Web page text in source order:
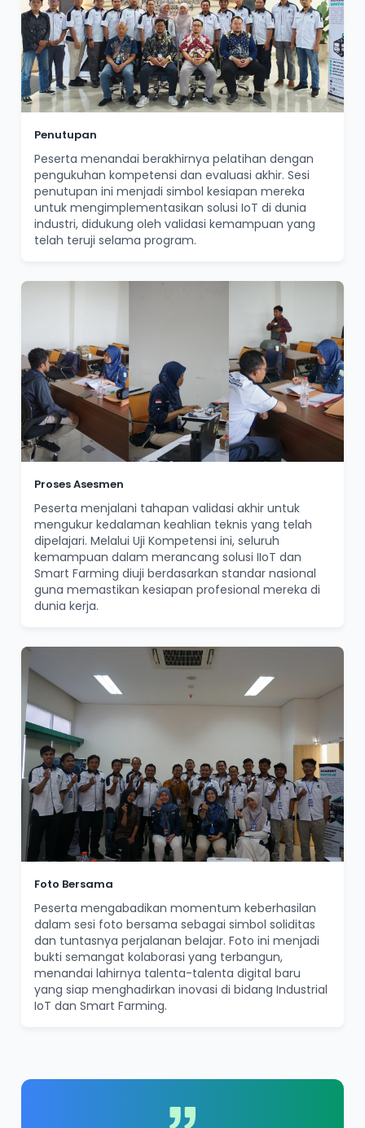
Penutupan
Peserta menandai berakhirnya pelatihan dengan
pengukuhan kompetensi dan evaluasi akhir. Sesi
penutupan ini menjadi simbol kesiapan mereka
untuk mengimplementasikan solusi IoT di dunia
industri, didukung oleh validasi kemampuan yang
telah teruji selama program.
Proses Asesmen
Peserta menjalani tahapan validasi akhir untuk
mengukur kedalaman keahlian teknis yang telah
dipelajari. Melalui Uji Kompetensi ini, seluruh
kemampuan dalam merancang solusi IIoT dan
Smart Farming diuji berdasarkan standar nasional
guna memastikan kesiapan profesional mereka di
dunia kerja.
Foto Bersama
Peserta mengabadikan momentum keberhasilan
dalam sesi foto bersama sebagai simbol soliditas
dan tuntasnya perjalanan belajar. Foto ini menjadi
bukti semangat kolaborasi yang terbangun,
menandai lahirnya talenta-talenta digital baru
yang siap menghadirkan inovasi di bidang Industrial
IoT dan Smart Farming.